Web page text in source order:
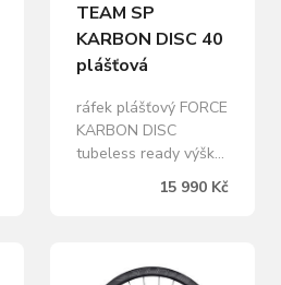
TEAM SP
KARBON DISC 40
plášťová
ráfek plášťový FORCE
KARBON DISC
tubeless ready výška:
40 mm, vnitřní šířka
19 mm, 24 děr Al
pro SHIMANO kazetu
15 990 Kč